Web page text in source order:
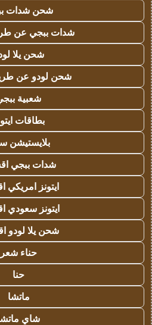
شحن شدات
شدات ببجي عن
شحن يلا
شحن لودو عن
شعبية
بطاقات
بلايستيشن
شدات ببجي
ايتونز امريكي
ايتونز سعودي
شحن يلا لودو
حناء شعر
حنا
ماتشا
شاي